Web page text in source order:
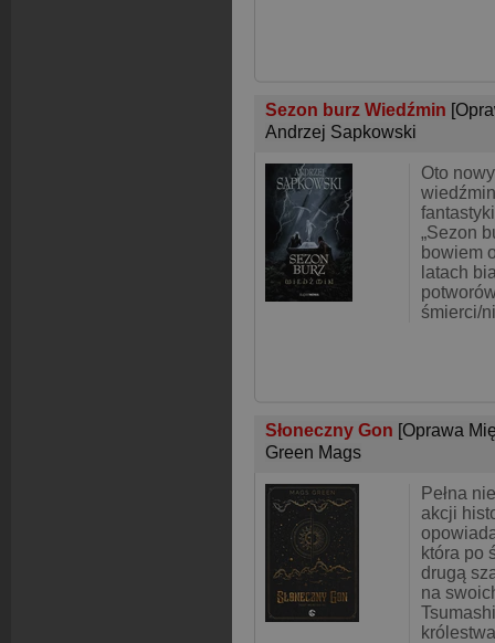
Sezon burz Wiedźmin
Andrzej Sapkowski
Oto
„Sezon
bowiem
latach
śmierci/
Słoneczny Gon [Oprawa
Green Mags
Pełna
akcji
która po
drugą
na